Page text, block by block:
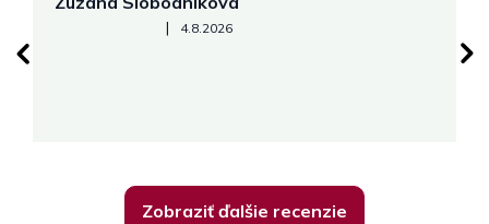
Hodnotenie obchodu je 5 z 5 hviezdičiek.
| 4.8.2026
Zobraziť ďalšie recenzie